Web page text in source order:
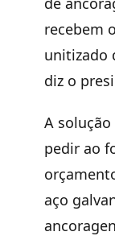
recebem
unitizado
diz o
A
pedir ao
aço